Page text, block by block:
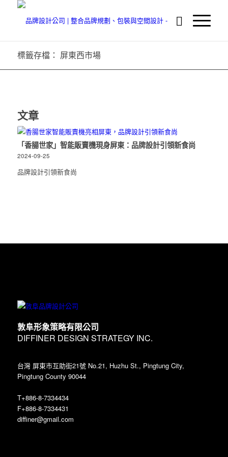
標籤存檔： 屏東西市場
文章
「香腸世家」智能販賣機現身屏東：品牌設計引領新食尚
2024-09-25
品牌設計引領新食尚
敦阜形象策略有限公司
DIFFINER DESIGN STRATEGY INC.
台灣 屏東市互助街21號 No.21, Huzhu St., Pingtung City,
Pingtung County 90044
T+886-8-7334434
F+886-8-7334431
diffiner@gmail.com